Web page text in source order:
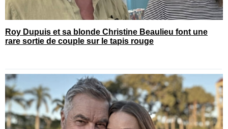
Roy Dupuis et sa blonde Christine Beaulieu font une
rare sortie de couple sur le tapis rouge